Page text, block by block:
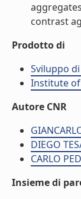
contrast
Prodotto di
Sviluppo
Institute
Autore CNR
DIEGO
CARLO
Insieme di